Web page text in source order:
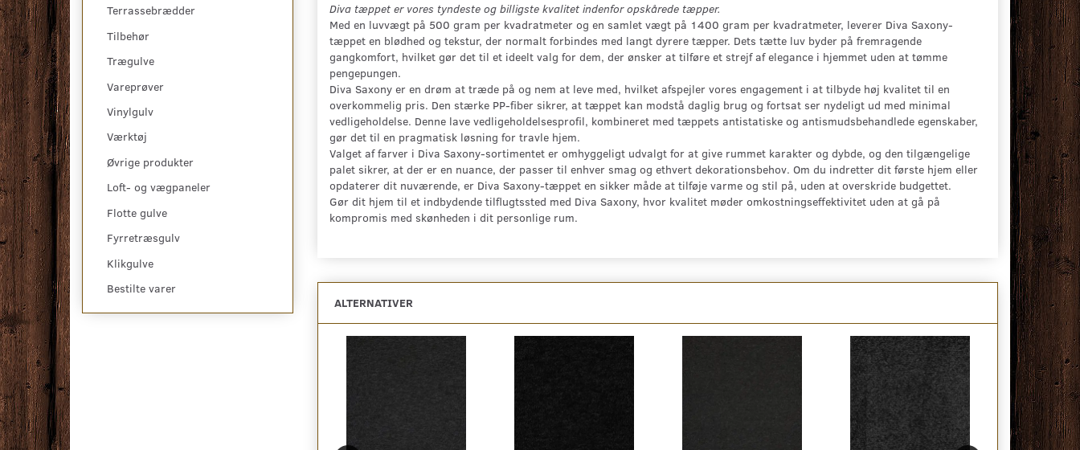
Terrassebrædder
Tilbehør
Trægulve
Vareprøver
Vinylgulv
Værktøj
Øvrige produkter
Loft- og vægpaneler
Flotte gulve
Fyrretræsgulv
Klikgulve
Bestilte varer
Diva tæppet er vores tyndeste og billigste kvalitet indenfor opskårede tæpper.
Med en luvvægt på 500 gram per kvadratmeter og en samlet vægt på 1400 gram per kvadratmeter, leverer Diva Saxony-
tæppet en blødhed og tekstur, der normalt forbindes med langt dyrere tæpper. Dets tætte luv byder på fremragende
gangkomfort, hvilket gør det til et ideelt valg for dem, der ønsker at tilføre et strejf af elegance i hjemmet uden at tømme
pengepungen.
Diva Saxony er en drøm at træde på og nem at leve med, hvilket afspejler vores engagement i at tilbyde høj kvalitet til en
overkommelig pris. Den stærke PP-fiber sikrer, at tæppet kan modstå daglig brug og fortsat ser nydeligt ud med minimal
vedligeholdelse. Denne lave vedligeholdelsesprofil, kombineret med tæppets antistatiske og antismudsbehandlede egenskaber,
gør det til en pragmatisk løsning for travle hjem.
Valget af farver i Diva Saxony-sortimentet er omhyggeligt udvalgt for at give rummet karakter og dybde, og den tilgængelige
palet sikrer, at der er en nuance, der passer til enhver smag og ethvert dekorationsbehov. Om du indretter dit første hjem eller
opdaterer dit nuværende, er Diva Saxony-tæppet en sikker måde at tilføje varme og stil på, uden at overskride budgettet.
Gør dit hjem til et indbydende tilflugtssted med Diva Saxony, hvor kvalitet møder omkostningseffektivitet uden at gå på
kompromis med skønheden i dit personlige rum.
ALTERNATIVER